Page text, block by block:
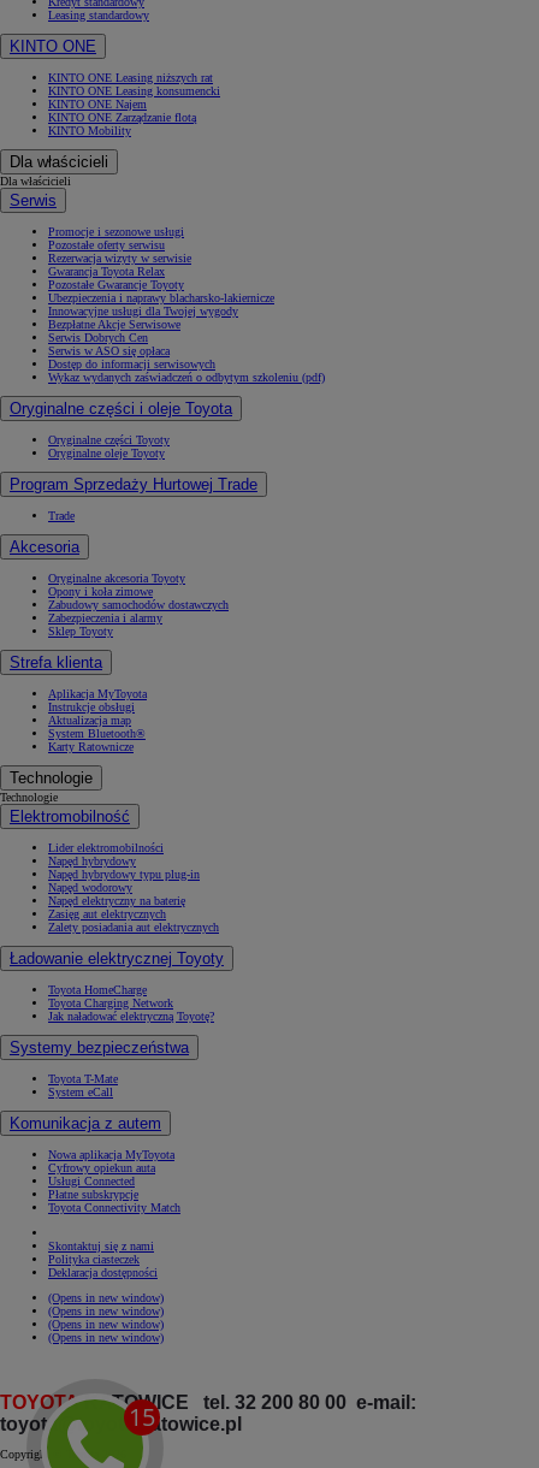
Leasing standardowy
KINTO ONE
KINTO ONE Leasing niższych rat
KINTO ONE Leasing konsumencki
KINTO ONE Najem
KINTO ONE Zarządzanie flotą
KINTO Mobility
Dla właścicieli
Dla właścicieli
Serwis
Promocje i sezonowe usługi
Pozostałe oferty serwisu
Rezerwacja wizyty w serwisie
Gwarancja Toyota Relax
Pozostałe Gwarancje Toyoty
Ubezpieczenia i naprawy blacharsko-lakiernicze
Innowacyjne usługi dla Twojej wygody
Bezpłatne Akcje Serwisowe
Serwis Dobrych Cen
Serwis w ASO się opłaca
Dostęp do informacji serwisowych
Wykaz wydanych zaświadczeń o odbytym szkoleniu (pdf)
Oryginalne części i oleje Toyota
Oryginalne części Toyoty
Oryginalne oleje Toyoty
Program Sprzedaży Hurtowej Trade
Trade
Akcesoria
Oryginalne akcesoria Toyoty
Opony i koła zimowe
Zabudowy samochodów dostawczych
Zabezpieczenia i alarmy
Sklep Toyoty
Strefa klienta
Aplikacja MyToyota
Instrukcje obsługi
Aktualizacja map
System Bluetooth®
Karty Ratownicze
Technologie
Technologie
Elektromobilność
Lider elektromobilności
Napęd hybrydowy
Napęd hybrydowy typu plug-in
Napęd wodorowy
Napęd elektryczny na baterię
Zasięg aut elektrycznych
Zalety posiadania aut elektrycznych
Ładowanie elektrycznej Toyoty
Toyota HomeCharge
Toyota Charging Network
Jak naładować elektryczną Toyotę?
Systemy bezpieczeństwa
Toyota T-Mate
System eCall
Komunikacja z autem
Nowa aplikacja MyToyota
Cyfrowy opiekun auta
Usługi Connected
Płatne subskrypcje
Toyota Connectivity Match
Skontaktuj się z nami
Polityka ciasteczek
Deklaracja dostępności
(Opens in new window)
(Opens in new window)
(Opens in new window)
(Opens in new window)
TOYOTAKATOWICE tel. 32 200 80 00 e-mail:
toyota@toyota.katowice.pl
Copyright © Toyota 2026